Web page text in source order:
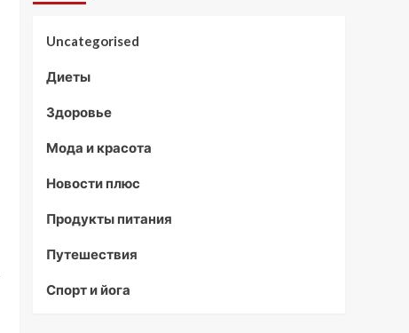
Uncategorised
Диеты
Здоровье
Мода и красота
Новости плюс
Продукты питания
Путешествия
Спорт и йога